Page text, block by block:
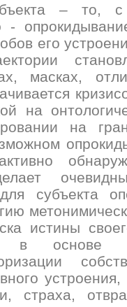
– то,
-
его
масках,
на
на
субъекта
истины
в основе
страха,